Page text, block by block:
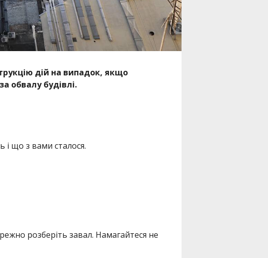
дій на випадок, якщо
обвалу будівлі.
і що з вами сталося.
розберіть завал. Намагайтеся не